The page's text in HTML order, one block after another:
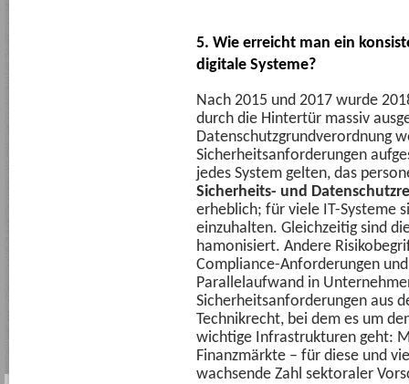
5. Wie erreicht man ein
digitale Systeme?
Nach 2015 und 2017 wurde
durch die Hintertür massiv
Datenschutzgrundverordnung
Sicherheitsanforderungen
jedes System gelten, das
Sicherheits- und
erheblich; für viele IT-Systeme
einzuhalten. Gleichzeitig sind
hamonisiert. Andere
Compliance-Anforderungen
Parallelaufwand in
Sicherheitsanforderungen aus
Technikrecht, bei dem es um
wichtige Infrastrukturen geht:
Finanzmärkte – für diese und
wachsende Zahl sektoraler